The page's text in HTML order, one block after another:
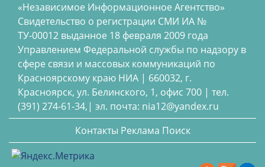
«Независимое Информационное Агентство»
Свидетельство о регистрации СМИ ИА №
ТУ-00012 выданное 18 февраля 2009 года
Управлением Федеральной службы по надзору в
сфере связи и массовых коммуникаций по
Красноярскому краю НИА | 660032, г.
Красноярск, ул. Белинского, 1, офис 700 | тел.
(391) 274-61-34,| эл. почта: nia12@yandex.ru
Контакты Реклама Поиск